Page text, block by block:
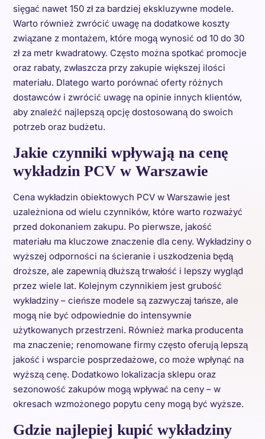
sięgać nawet 150 zł za bardziej ekskluzywne modele.
Warto również zwrócić uwagę na dodatkowe koszty
związane z montażem, które mogą wynosić od 10 do 30
zł za metr kwadratowy. Często można spotkać promocje
oraz rabaty, zwłaszcza przy zakupie większej ilości
materiału. Dlatego warto porównać oferty różnych
dostawców i zwrócić uwagę na opinie innych klientów,
aby znaleźć najlepszą opcję dostosowaną do swoich
potrzeb oraz budżetu.
Jakie czynniki wpływają na cenę
wykładzin PCV w Warszawie
Cena wykładzin obiektowych PCV w Warszawie jest
uzależniona od wielu czynników, które warto rozważyć
przed dokonaniem zakupu. Po pierwsze, jakość
materiału ma kluczowe znaczenie dla ceny. Wykładziny o
wyższej odporności na ścieranie i uszkodzenia będą
droższe, ale zapewnią dłuższą trwałość i lepszy wygląd
przez wiele lat. Kolejnym czynnikiem jest grubość
wykładziny – cieńsze modele są zazwyczaj tańsze, ale
mogą nie być odpowiednie do intensywnie
użytkowanych przestrzeni. Również marka producenta
ma znaczenie; renomowane firmy często oferują lepszą
jakość i wsparcie posprzedażowe, co może wpłynąć na
wyższą cenę. Dodatkowo lokalizacja sklepu oraz
sezonowość zakupów mogą wpływać na ceny – w
okresach wzmożonego popytu ceny mogą być wyższe.
Gdzie najlepiej kupić wykładziny